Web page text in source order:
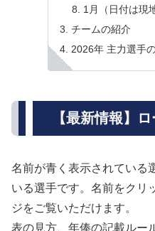
1月（日付は現
チームの紹介
2026年 主力選手
【最新情報】
名前が青く表示されている
いる選手です。名前をクリ
ジをご覧いただけます。
表の見方、年俸の記載ルー